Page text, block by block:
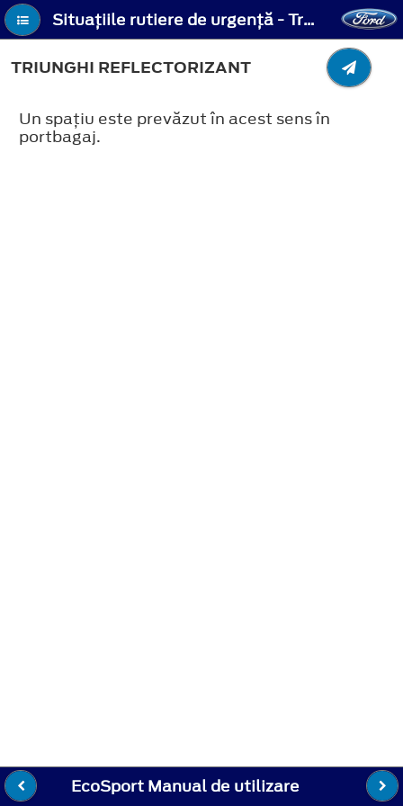
Situaţiile rutiere de urgenţă - Triunghi reflectorizant
TRIUNGHI REFLECTORIZANT
Un spaţiu este prevăzut în acest sens în
portbagaj.
EcoSport Manual de utilizare